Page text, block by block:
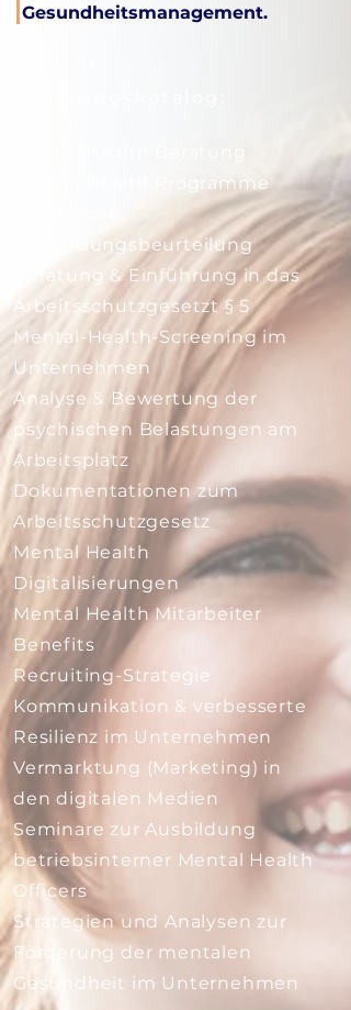
Gesundheitsmanagement.
Mental Health Programme
Gefährdungsbeurteilung
Beratung & Einführung in das
Arbeitsschutzgesetzt § 5
​Mental-Health-Screening im
Unternehmen
Analyse & Bewertung der
psychischen Belastungen am
Arbeitsplatz
Dokumentationen zum
Arbeitsschutzgesetz
Mental Health
Digitalisierungen
Mental Health Mitarbeiter
Benefits
Recruiting-Strategie
Kommunikation & verbesserte
Resilienz im Unternehmen
Vermarktung (Marketing) in
den digitalen Medien
Seminare zur Ausbildung
betriebsinterner Mental Health
Officers
​Strategien und Analysen zur
Förderung der mentalen
Gesundheit im Unternehmen